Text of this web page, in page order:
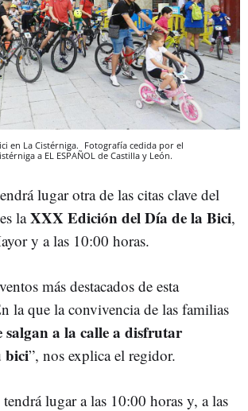
en La Cistérniga. Fotografía cedida por el
a EL ESPAÑOL de Castilla y León.
lugar otra de las citas clave del
laXXX Edición del Día de la Bici,
y a las 10:00 horas.
más destacados de esta
la que la convivencia de las familias
salgan a la calle a disfrutar
bici”, nos explica el regidor.
lugar a las 10:00 horas y, a las